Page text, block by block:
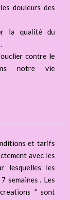
douleurs des
la qualité du
contre le
notre vie
et tarifs
avec les
lesquelles les
semaines . Les
" sont